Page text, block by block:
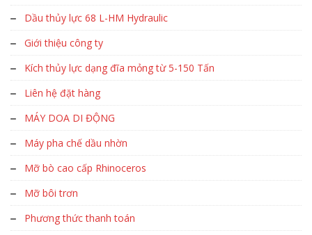
Dầu thủy lực 68 L-HM Hydraulic
Giới thiệu công ty
Kích thủy lực dạng đĩa mỏng từ 5-150 Tấn
Liên hệ đặt hàng
MÁY DOA DI ĐỘNG
Máy pha chế dầu nhờn
Mỡ bò cao cấp Rhinoceros
Mỡ bôi trơn
Phương thức thanh toán